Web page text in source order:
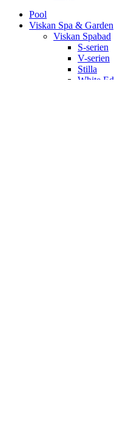
Pool
Viskan Spa & Garden
Viskan Spabad
S-serien
V-serien
Stilla
White